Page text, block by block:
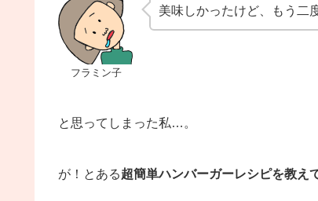
フラミン子
美味しかったけど、もう二
と思ってしまった私…。
が！とある超簡単ハンバーガーレシピを教え